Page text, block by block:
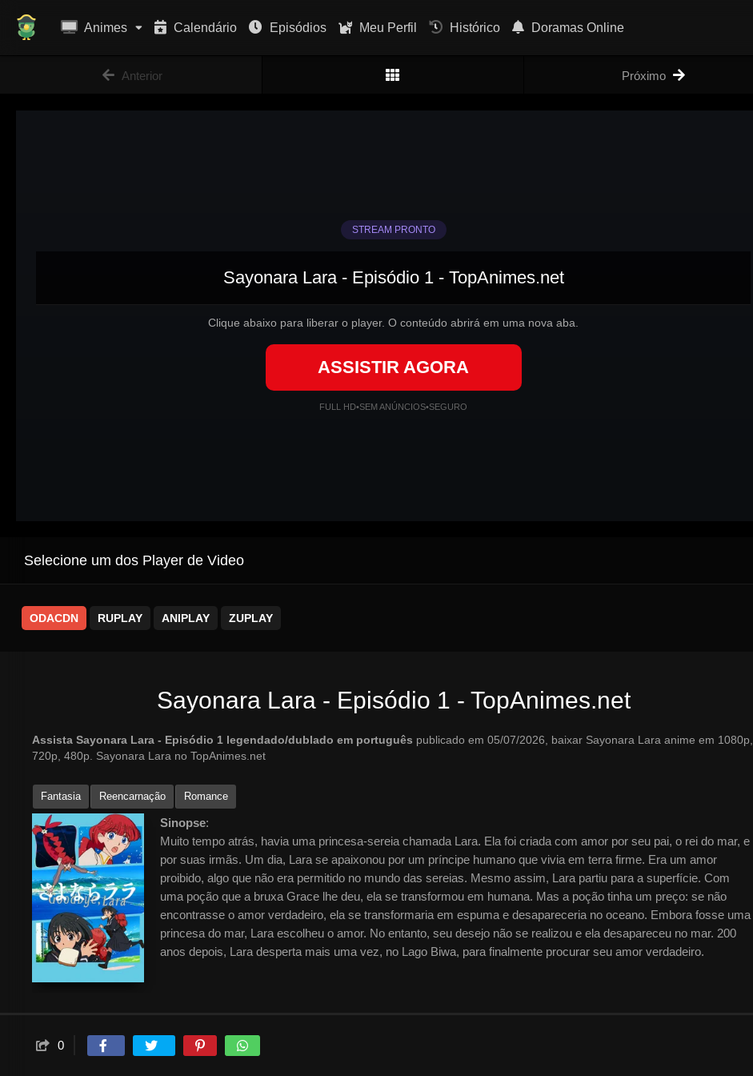
Animes Calendário Episódios Meu Perfil Histórico Doramas Online
Anterior Próximo
STREAM PRONTO
Sayonara Lara - Episódio 1 - TopAnimes.net
Clique abaixo para liberar o player. O conteúdo abrirá em uma nova aba.
ASSISTIR AGORA
FULL HD•SEM ANÚNCIOS•SEGURO
Selecione um dos Player de Video
ODACDN RUPLAY ANIPLAY ZUPLAY
Sayonara Lara - Episódio 1 - TopAnimes.net
Assista Sayonara Lara - Episódio 1 legendado/dublado em português publicado em 05/07/2026, baixar Sayonara Lara anime em 1080p,
720p, 480p. Sayonara Lara no TopAnimes.net
Fantasia Reencarnação Romance
Sinopse:
Muito tempo atrás, havia uma princesa-sereia chamada Lara. Ela foi criada com amor por seu pai, o rei do mar, e
por suas irmãs. Um dia, Lara se apaixonou por um príncipe humano que vivia em terra firme. Era um amor
proibido, algo que não era permitido no mundo das sereias. Mesmo assim, Lara partiu para a superfície. Com
uma poção que a bruxa Grace lhe deu, ela se transformou em humana. Mas a poção tinha um preço: se não
encontrasse o amor verdadeiro, ela se transformaria em espuma e desapareceria no oceano. Embora fosse uma
princesa do mar, Lara escolheu o amor. No entanto, seu desejo não se realizou e ela desapareceu no mar. 200
anos depois, Lara desperta mais uma vez, no Lago Biwa, para finalmente procurar seu amor verdadeiro.
0